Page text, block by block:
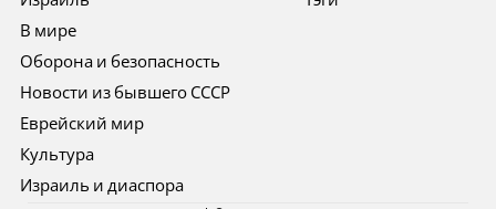
В мире
Оборона и безопасность
Новости из бывшего СССР
Еврейский мир
Культура
Израиль и диаспора